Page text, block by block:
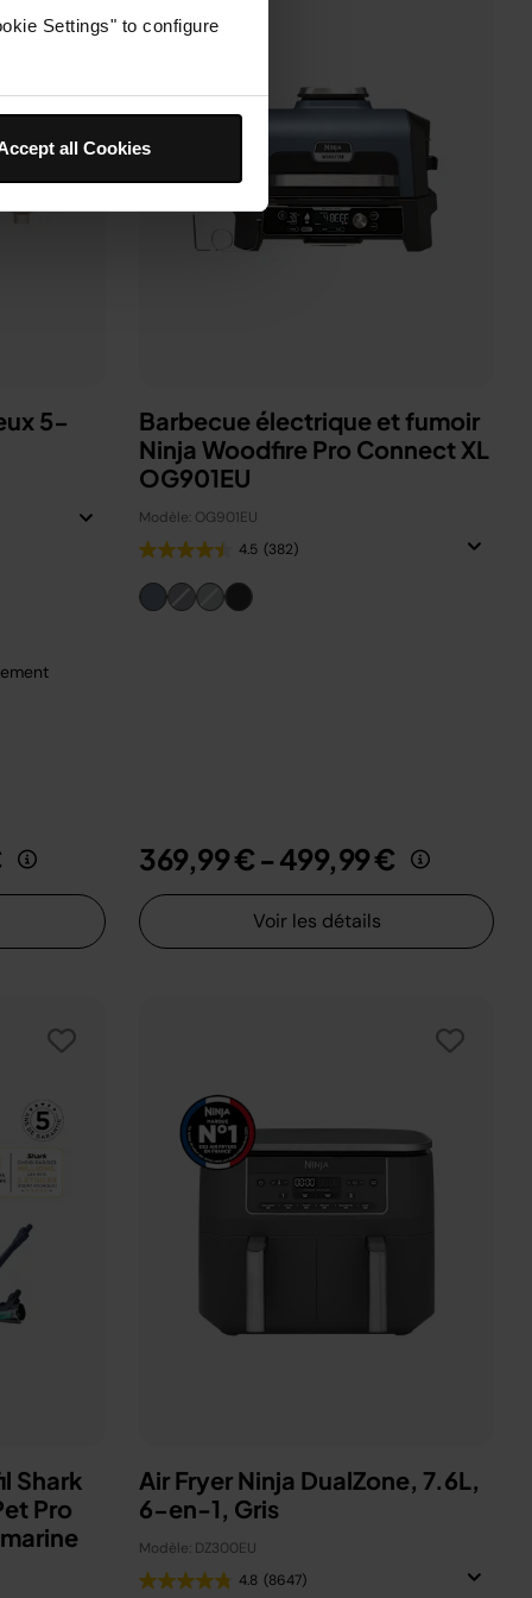
Settings" to configure
all Cookies
5-
Barbecue électrique et fumoir
Ninja Woodfire Pro Connect XL
OG901EU
Modèle: OG901EU
4.5 (382)
369,99 € - 499,99 €
Voir les détails
Shark
Pro
Air Fryer Ninja DualZone, 7.6L,
6-en-1, Gris
Modèle: DZ300EU
4.8 (8647)